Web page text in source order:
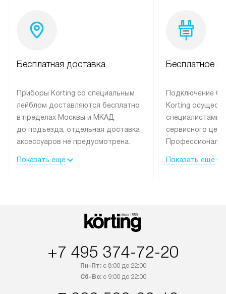
Бесплатная доставка
Приборы Korting со специальным
лейблом доставляются бесплатно
в пределах Москвы и МКАД
до подъезда, отдельная доставка
аксессуаров не предусмотрена.
дополнительно. При заказе
товар в наличии, он может быть
отгружен покупателю в течение
Петербург и другие регионы
осуществляется через
транспортную компанию. После
Показать ещё
Бесплатное
Подключение
Korting
специалистами
сервисного
эксплуатации
Показать ещё
+7 495 374-72-20
Пн-Пт:с 8:00 до 22:00
Сб-Вс:с 9:00 до 22:00